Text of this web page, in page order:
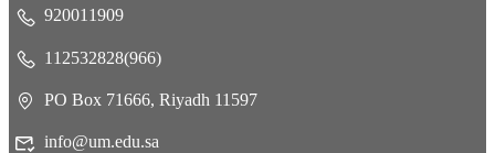
920011909
112532828(966)
PO Box 71666, Riyadh 11597
info@um.edu.sa